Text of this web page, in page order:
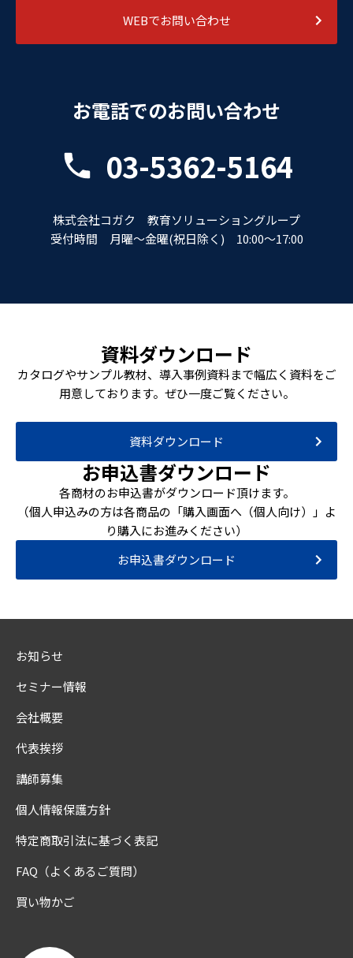
WEBでお問い合わせ
お電話でのお問い合わせ
03-5362-5164
株式会社コガク 教育ソリューショングループ
受付時間 月曜～金曜(祝日除く) 10:00～17:00
資料ダウンロード
カタログやサンプル教材、導入事例資料まで幅広く資料をご
用意しております。ぜひ一度ご覧ください。
資料ダウンロード
お申込書ダウンロード
各商材のお申込書がダウンロード頂けます。
（個人申込みの方は各商品の「購入画面へ（個人向け）」よ
り購入にお進みください）
お申込書ダウンロード
お知らせ
セミナー情報
会社概要
代表挨拶
講師募集
個人情報保護方針
特定商取引法に基づく表記
FAQ（よくあるご質問）
買い物かご